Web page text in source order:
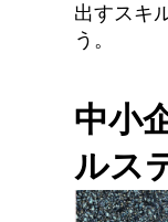
出すスキ
う。
中小
ルス